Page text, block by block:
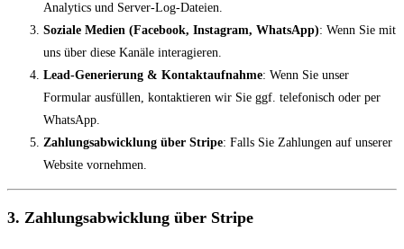
Analytics und Server-Log-Dateien.
Soziale Medien (Facebook, Instagram, WhatsApp): Wenn Sie mit
uns über diese Kanäle interagieren.
Lead-Generierung & Kontaktaufnahme: Wenn Sie unser
Formular ausfüllen, kontaktieren wir Sie ggf. telefonisch oder per
WhatsApp.
Zahlungsabwicklung über Stripe: Falls Sie Zahlungen auf unserer
Website vornehmen.
3. Zahlungsabwicklung über Stripe